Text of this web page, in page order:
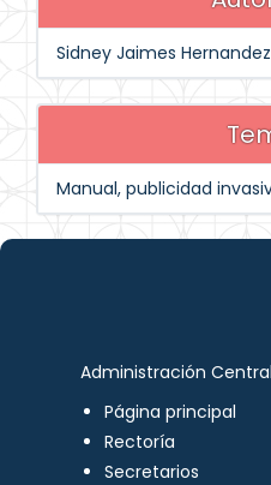
Sidney Jaimes Hernandez
Manual, publicidad
Administración Central
Página principal
Rectoría
Secretarios